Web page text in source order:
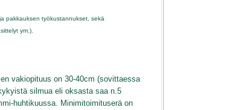
pakkauksen työkustannukset, sekä
ym.).
vakiopituus on 30-40cm (sovittaessa
silmua eli oksasta saa n.5
huhtikuussa. Minimitoimituserä on